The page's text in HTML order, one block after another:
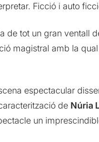
Ficció i auto
de tot un gran ventall
magistral amb la qual
espectacular
de Núria
un